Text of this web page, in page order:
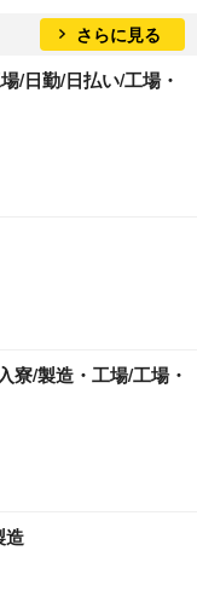
さらに見る
/日勤/日払い/工場・
寮/製造・工場/工場・
造